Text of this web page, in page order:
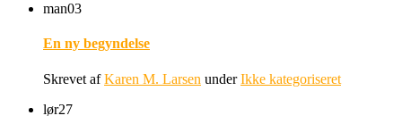
man03
En ny begyndelse
Skrevet afKaren M. Larsen underIkke kategoriseret
lør27